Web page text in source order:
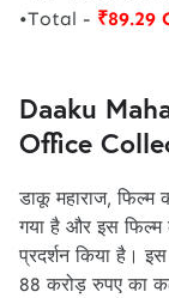
•Total - ₹89.29
Daaku
Office
डाकू महाराज, फिल्म
गया है और इस
प्रदर्शन किया है।
88 करोड़ रुपए का